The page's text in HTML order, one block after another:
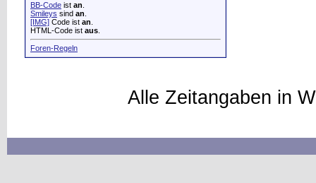
BB-Code ist an
Smileys sind an
[IMG] Code ist an
HTML-Code ist aus
Foren-Regeln
Alle Zeitangaben in